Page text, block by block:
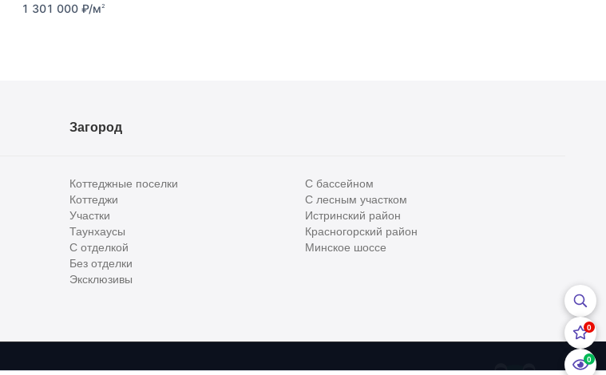
1 301 000 ₽/м2
Загород
Коттеджные поселки
Коттеджи
Участки
Таунхаусы
С отделкой
Без отделки
Эксклюзивы
С бассейном
С лесным участком
Истринский район
Красногорский район
Минское шоссе
0
0
Все
Сегодня